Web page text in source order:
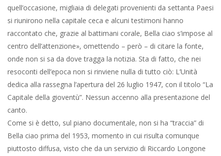
quell’occasione, migliaia di delegati provenienti da settanta Paesi
si riunirono nella capitale ceca e alcuni testimoni hanno
raccontato che, grazie al battimani corale, Bella ciao s’impose al
centro dell’attenzione», omettendo – però – di citare la fonte,
onde non si sa da dove tragga la notizia. Sta di fatto, che nei
resoconti dell’epoca non si rinviene nulla di tutto ciò: L’Unità
dedica alla rassegna l’apertura del 26 luglio 1947, con il titolo “La
Capitale della gioventù”. Nessun accenno alla presentazione del
canto.
Come si è detto, sul piano documentale, non si ha “traccia” di
Bella ciao prima del 1953, momento in cui risulta comunque
piuttosto diffusa, visto che da un servizio di Riccardo Longone